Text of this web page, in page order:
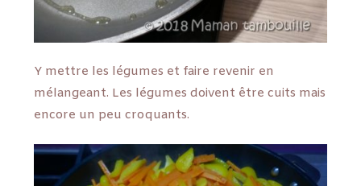
Y mettre les légumes et faire revenir en
mélangeant. Les légumes doivent être cuits mais
encore un peu croquants.